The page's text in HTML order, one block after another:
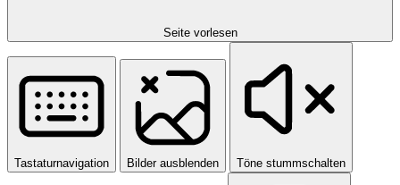
Seite vorlesen
Tastaturnavigation Bilder ausblenden Töne stummschalten